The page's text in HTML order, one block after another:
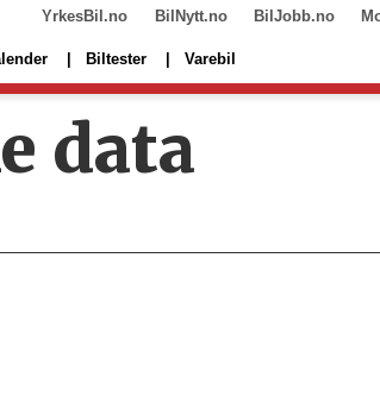
YrkesBil.no BilNytt.no BilJobb.no
Biltester Varebil
data